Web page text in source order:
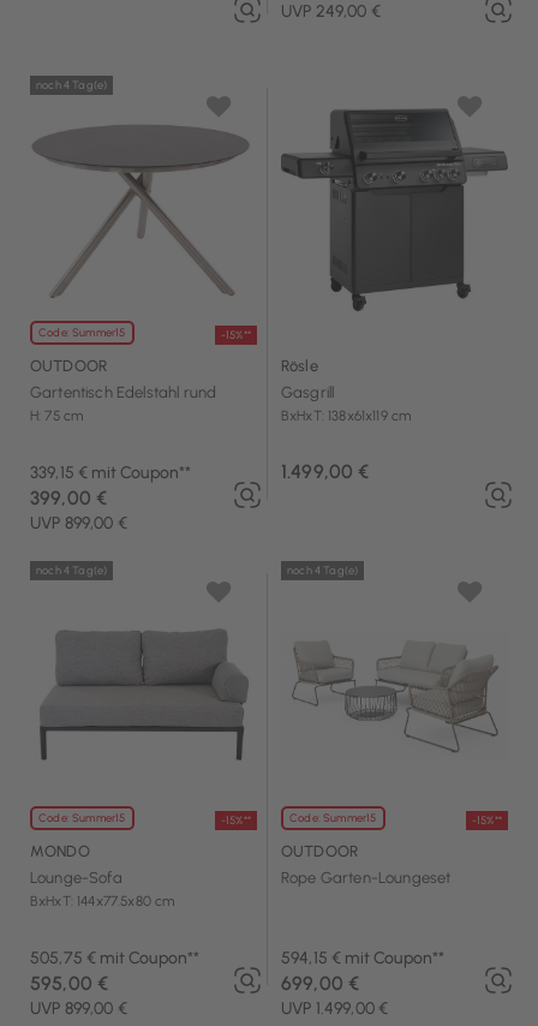
UVP 249,00 €
Code: Summer15 -15%**
noch 4 Tag(e)
OUTDOOR
Gartentisch Edelstahl rund
H: 75 cm
339,15 € mit Coupon**
UVP 899,00 €
399,00 €
Rösle
Gasgrill
BxHxT: 138x61x119 cm
1.499,00 €
Code: Summer15 -15%**
noch 4 Tag(e)
MONDO
Lounge-Sofa
BxHxT: 144x77.5x80 cm
505,75 € mit Coupon**
UVP 899,00 €
595,00 €
Code: Summer15 -15%**
noch 4 Tag(e)
OUTDOOR
Rope Garten-Loungeset
594,15 € mit Coupon**
UVP 1.499,00 €
699,00 €